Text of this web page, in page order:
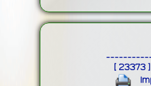
[ 23373 ]